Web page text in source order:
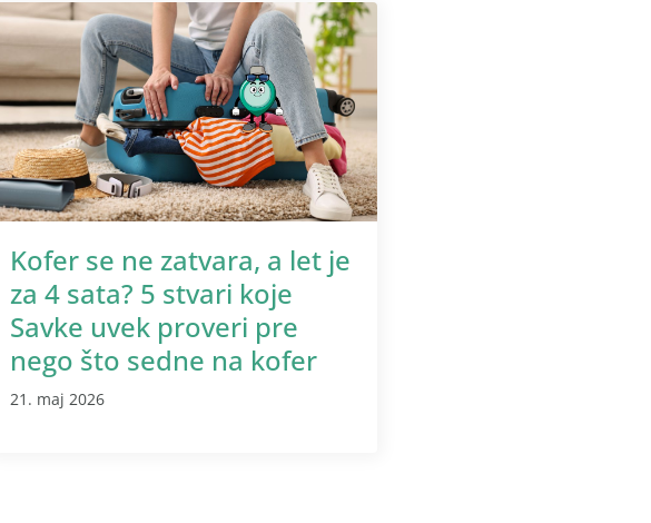
Kofer se ne zatvara, a let je
za 4 sata? 5 stvari koje
Savke uvek proveri pre
nego što sedne na kofer
21. maj 2026